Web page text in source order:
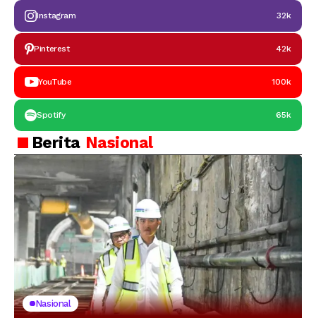
Instagram 32k
Pinterest 42k
YouTube 100k
Spotify 65k
Berita Nasional
Nasional